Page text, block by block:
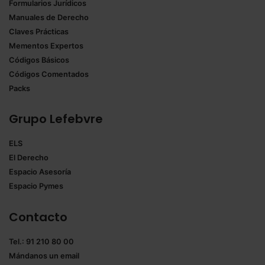
Formularios Jurídicos
Manuales de Derecho
Claves Prácticas
Mementos Expertos
Códigos Básicos
Códigos Comentados
Packs
Grupo Lefebvre
ELS
El Derecho
Espacio Asesoría
Espacio Pymes
Contacto
Tel.: 91 210 80 00
Mándanos un email